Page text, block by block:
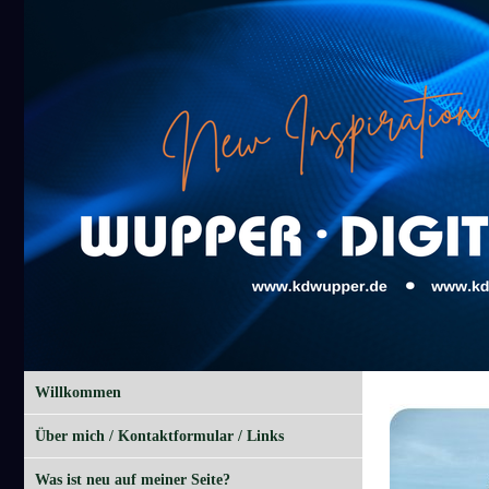
Willkommen
Über mich / Kontaktformular / Links
Was ist neu auf meiner Seite?